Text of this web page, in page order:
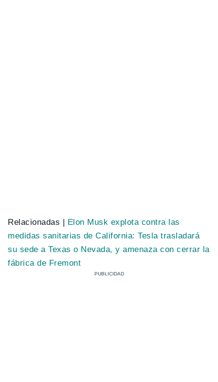
Relacionadas |
Elon Musk explota contra las
medidas sanitarias de California: Tesla trasladará
su sede a Texas o Nevada, y amenaza con cerrar la
fábrica de Fremont